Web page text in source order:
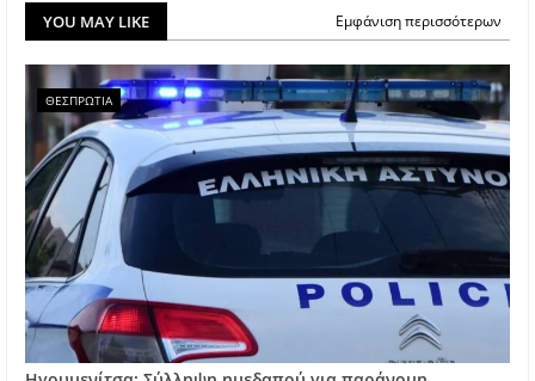
YOU MAY LIKE Εμφάνιση περισσότερων
ΘΕΣΠΡΩΤΙΑ